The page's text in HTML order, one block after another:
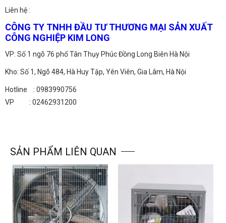
Liên hệ :
CÔNG TY TNHH ĐẦU TƯ THƯƠNG MẠI SẢN XUẤT
CÔNG NGHIỆP KIM LONG
VP: Số 1 ngõ 76 phố Tân Thụy Phúc Đồng Long Biên Hà Nội
Kho: Số 1, Ngõ 484, Hà Huy Tập, Yên Viên, Gia Lâm, Hà Nội
Hotline : 0983990756
VP : 02462931200
SẢN PHẨM LIÊN QUAN